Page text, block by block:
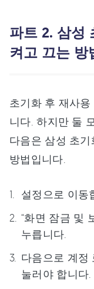
파트 2. 삼성
켜고 끄는 방
초기화 후 재사
니다. 하지만 둘
다음은 삼성 초
방법입니다.
설정으로 이동
“화면 잠금 및
누릅니다.
다음으로 계정
눌러야 합니다.